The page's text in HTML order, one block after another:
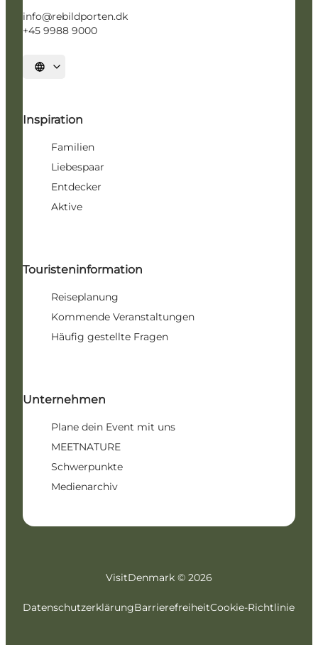
info@rebildporten.dk
+45 9988 9000
Sprache auswählen
Inspiration
Familien
Liebespaar
Entdecker
Aktive
Touristeninformation
Reiseplanung
Kommende Veranstaltungen
Häufig gestellte Fragen
Unternehmen
Plane dein Event mit uns
MEETNATURE
Schwerpunkte
Medienarchiv
VisitDenmark © 2026
DatenschutzerklärungBarrierefreiheitCookie-Richtlinie